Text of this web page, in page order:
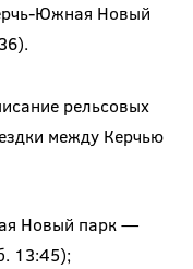
Южная Новый
рельсовых
между Керчью
Новый парк —
13:45);